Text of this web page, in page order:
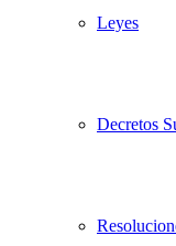
Leyes
Decretos